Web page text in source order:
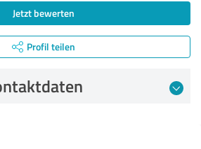
Jetzt bewerten
Profil teilen